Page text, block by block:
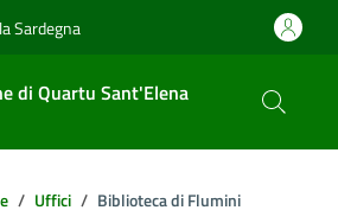
Sardegna
di Quartu Sant'Elena
Uffici Biblioteca di Flumini